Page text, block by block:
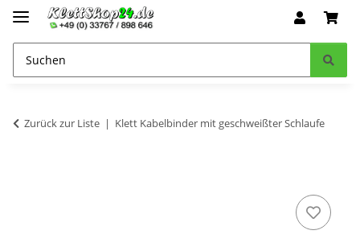
Zurück zur Liste Klett Kabelbinder mit geschweißter Schlaufe